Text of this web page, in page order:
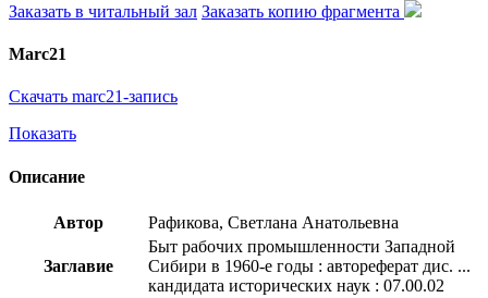
Заказать в читальный зал Заказать копию фрагмента
Marc21
Скачать marc21-запись
Показать
Описание
Автор Рафикова, Светлана Анатольевна
Заглавие
Быт рабочих промышленности Западной
Сибири в 1960-е годы : автореферат дис. ...
кандидата исторических наук : 07.00.02